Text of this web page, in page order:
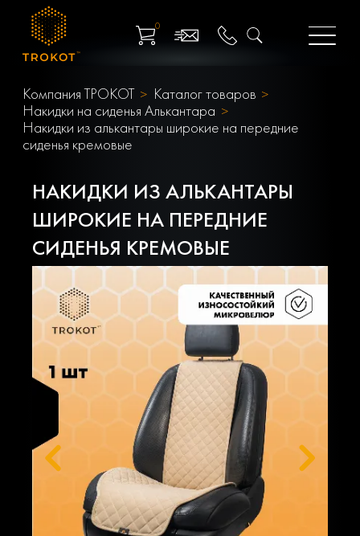
0
Компания ТРОКОТ
Каталог товаров
Накидки на сиденья Алькантара
Накидки из алькантары широкие на передние
сиденья кремовые
НАКИДКИ ИЗ АЛЬКАНТАРЫ
ШИРОКИЕ НА ПЕРЕДНИЕ
СИДЕНЬЯ КРЕМОВЫЕ